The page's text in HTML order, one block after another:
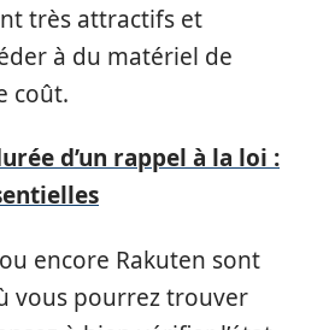
très attractifs et
à du matériel de
coût.
d’un rappel à la loi :
encore Rakuten sont
vous pourrez trouver